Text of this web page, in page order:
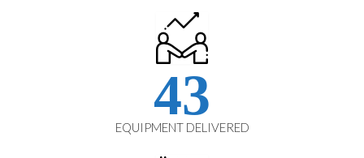
43
EQUIPMENT DELIVERED